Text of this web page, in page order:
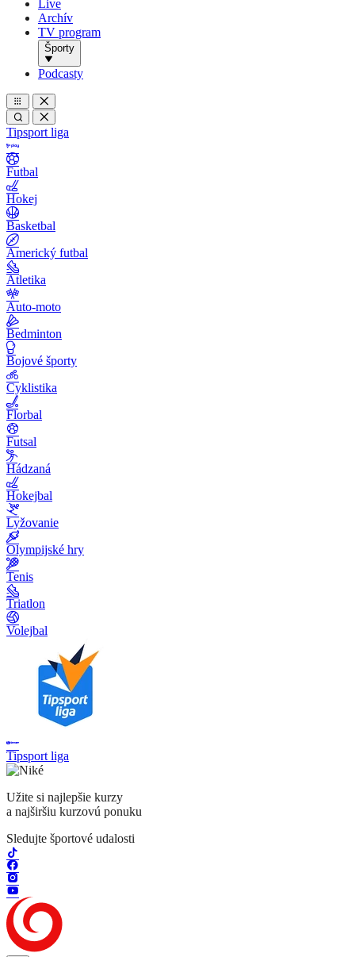
Live
Archív
TV program
Športy
Podcasty
Tipsport liga
Futbal
Hokej
Basketbal
Americký futbal
Atletika
Auto-moto
Bedminton
Bojové športy
Cyklistika
Florbal
Futsal
Hádzaná
Hokejbal
Lyžovanie
Olympijské hry
Tenis
Triatlon
Volejbal
Tipsport liga
Užite si najlepšie kurzy
a najširšiu kurzovú ponuku
Sledujte športové udalosti